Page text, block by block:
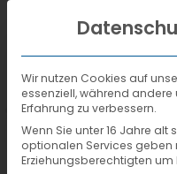
Wir nutzen Cookies auf
essenziell, während andere
Erfahrung zu verbessern.
Wenn Sie unter 16 Jahre alt
optionalen Services geben
Erziehungsberechtigten um